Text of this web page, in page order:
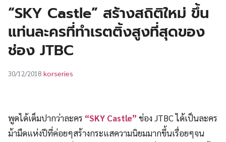
“SKY Castle” สร้างสถิติใหม่ ขึ้น
แท่นละครที่ทำเรตติ้งสูงที่สุดของ
ช่อง JTBC
30/12/2018 korseries
พูดได้เต็มปากว่าละคร “SKY Castle” ช่อง JTBC ได้เป็นละคร
ม้ามืดแห่งปีที่ค่อยๆสร้างกระแสความนิยมมากขึ้นเรื่อยๆจน